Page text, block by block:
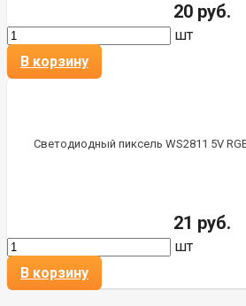
20 руб.
шт
В корзину
Светодиодный пиксель WS2811 5V
21 руб.
шт
В корзину